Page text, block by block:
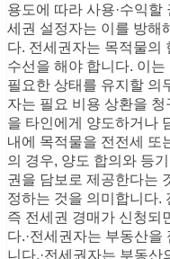
용도에 따라 사용·수익할
세권 설정자는 이를 방해
다. 전세권자는 목적물의
수선을 해야 합니다. 이
필요한 상태를 유지할 의
자는 필요 비용 상환을
을 타인에게 양도하거나
내에 목적물을 전전세 또
의 경우, 양도 합의와 등
권을 담보로 제공한다는
정하는 것을 의미합니다.
즉 전세권 경매가 신청되
다.·전세권자는 부동산을
니다.·전세권자는 부동산